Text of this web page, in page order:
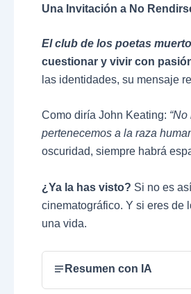
Una Invitación a No
El club de los poetas
cuestionar y vivir con
las identidades, su mensaje
Como diría John Keating:
pertenecemos a la raza
oscuridad, siempre habrá
¿Ya la has visto? Si no es
cinematográfico. Y si eres de
una vida.
Resumen con IA